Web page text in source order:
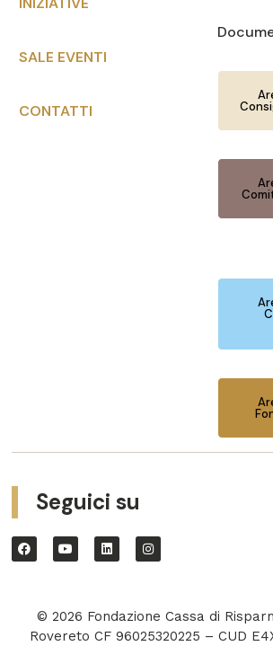
SALE EVENTI
CONTATTI
Seguici su
© 2026 Fondazione Cassa di
Rovereto CF 96025320225 – CUD